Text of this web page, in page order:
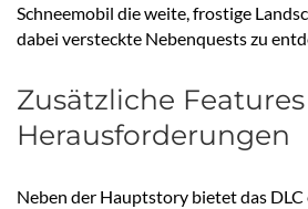
Schneemobil die weite, frostige
dabei versteckte Nebenquests zu
Zusätzliche
Herausforderungen
Neben der Hauptstory bietet das DLC